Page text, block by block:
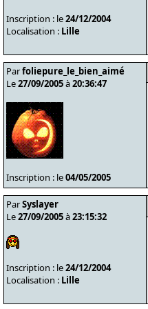
Inscription : le24/12/2004
Localisation : Lille
Parfoliepure_le_bien_aimé
Le27/09/2005à20:36:47
Inscription : le04/05/2005
ParSyslayer
Le27/09/2005à23:15:32
Inscription : le24/12/2004
Localisation : Lille